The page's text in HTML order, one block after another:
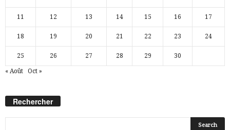
11 12 13 14 15 16 17
18 19 20 21 22 23 24
25 26 27 28 29 30
« Août Oct »
Rechercher